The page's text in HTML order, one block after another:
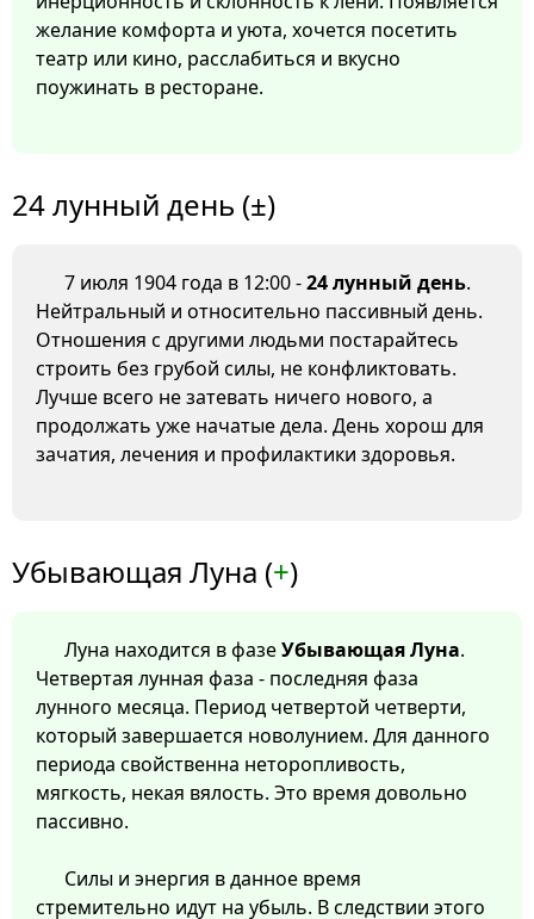
желание комфорта и уюта, хочется посетить
театр или кино, расслабиться и вкусно
поужинать в ресторане.
24 лунный день (±)
7 июля 1904 года в 12:00 -24 лунный день.
Нейтральный и относительно пассивный день.
Отношения с другими людьми постарайтесь
строить без грубой силы, не конфликтовать.
Лучше всего не затевать ничего нового, а
продолжать уже начатые дела. День хорош для
зачатия, лечения и профилактики здоровья.
Убывающая Луна (+)
Луна находится в фазеУбывающая Луна.
Четвертая лунная фаза - последняя фаза
лунного месяца. Период четвертой четверти,
который завершается новолунием. Для данного
периода свойственна неторопливость,
мягкость, некая вялость. Это время довольно
пассивно.
Силы и энергия в данное время
стремительно идут на убыль. В следствии этого